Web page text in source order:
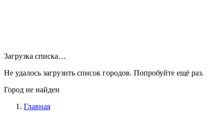
Загрузка списка…
Не удалось загрузить список городов. Попробуйте ещё раз.
Город не найден
Главная